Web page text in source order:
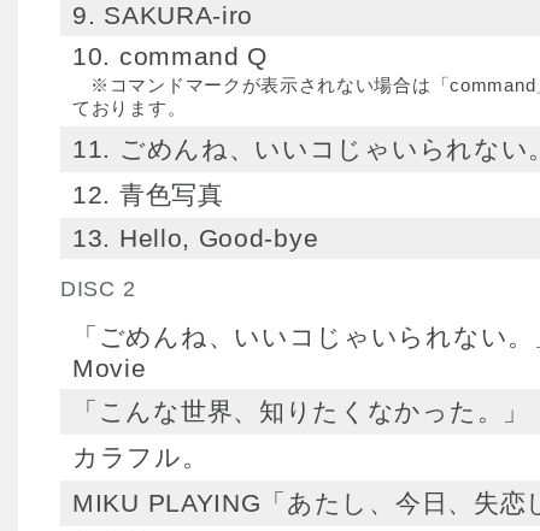
9. SAKURA-iro
10. command Q
※コマンドマークが表示されない場合は「
ております。
11. ごめんね、いいコじゃいられない
12. 青色写真
13. Hello, Good-bye
DISC 2
「ごめんね、いいコじゃいられない
Movie
「こんな世界、知りたくなかった。
カラフル。
MIKU PLAYING「あたし、今日、失恋